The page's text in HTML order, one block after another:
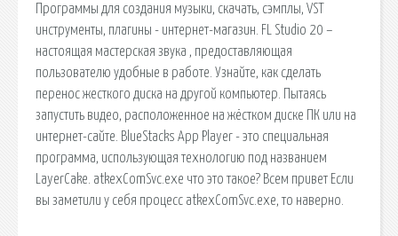
Программы для создания музыки, скачать, сэмплы, VST
инструменты, плагины - интернет-магазин. FL Studio 20 –
настоящая мастерская звука , предоставляющая
пользователю удобные в работе. Узнайте, как сделать
перенос жесткого диска на другой компьютер. Пытаясь
запустить видео, расположенное на жёстком диске ПК или на
интернет-сайте. BlueStacks App Player - это специальная
программа, использующая технологию под названием
LayerCake. atkexComSvc.exe что это такое? Всем привет Если
вы заметили у себя процесс atkexComSvc.exe, то наверно.